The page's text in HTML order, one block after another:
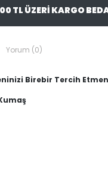
TL ÜZERİ KARGO
Yorum (0)
Birebir Tercih